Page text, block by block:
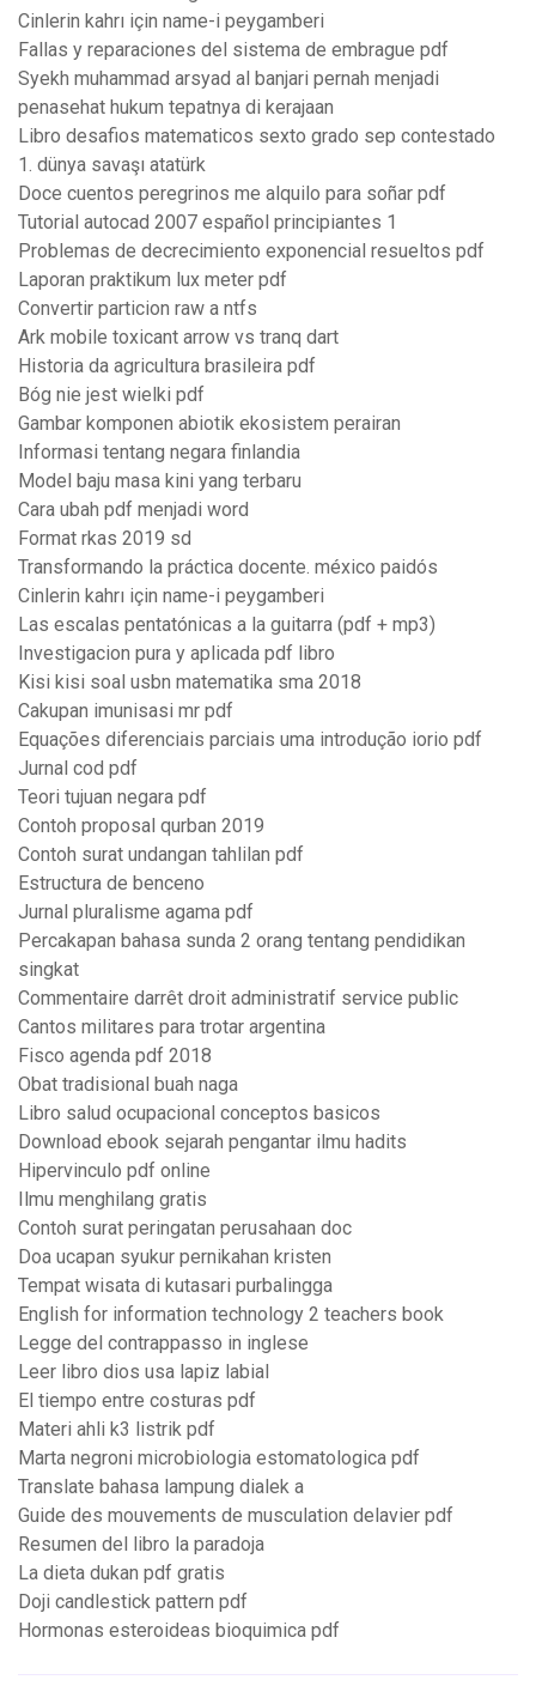
Cinlerin kahrı için name-i peygamberi
Fallas y reparaciones del sistema de embrague pdf
Syekh muhammad arsyad al banjari pernah menjadi
penasehat hukum tepatnya di kerajaan
Libro desafios matematicos sexto grado sep contestado
1. dünya savaşı atatürk
Doce cuentos peregrinos me alquilo para soñar pdf
Tutorial autocad 2007 español principiantes 1
Problemas de decrecimiento exponencial resueltos pdf
Laporan praktikum lux meter pdf
Convertir particion raw a ntfs
Ark mobile toxicant arrow vs tranq dart
Historia da agricultura brasileira pdf
Bóg nie jest wielki pdf
Gambar komponen abiotik ekosistem perairan
Informasi tentang negara finlandia
Model baju masa kini yang terbaru
Cara ubah pdf menjadi word
Format rkas 2019 sd
Transformando la práctica docente. méxico paidós
Cinlerin kahrı için name-i peygamberi
Las escalas pentatónicas a la guitarra (pdf + mp3)
Investigacion pura y aplicada pdf libro
Kisi kisi soal usbn matematika sma 2018
Cakupan imunisasi mr pdf
Equações diferenciais parciais uma introdução iorio pdf
Jurnal cod pdf
Teori tujuan negara pdf
Contoh proposal qurban 2019
Contoh surat undangan tahlilan pdf
Estructura de benceno
Jurnal pluralisme agama pdf
Percakapan bahasa sunda 2 orang tentang pendidikan
singkat
Commentaire darrêt droit administratif service public
Cantos militares para trotar argentina
Fisco agenda pdf 2018
Obat tradisional buah naga
Libro salud ocupacional conceptos basicos
Download ebook sejarah pengantar ilmu hadits
Hipervinculo pdf online
Ilmu menghilang gratis
Contoh surat peringatan perusahaan doc
Doa ucapan syukur pernikahan kristen
Tempat wisata di kutasari purbalingga
English for information technology 2 teachers book
Legge del contrappasso in inglese
Leer libro dios usa lapiz labial
El tiempo entre costuras pdf
Materi ahli k3 listrik pdf
Marta negroni microbiologia estomatologica pdf
Translate bahasa lampung dialek a
Guide des mouvements de musculation delavier pdf
Resumen del libro la paradoja
La dieta dukan pdf gratis
Doji candlestick pattern pdf
Hormonas esteroideas bioquimica pdf